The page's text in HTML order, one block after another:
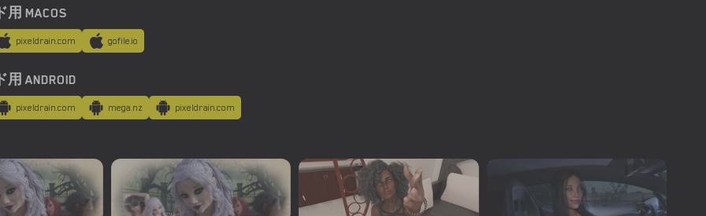
MACOS
pixeldrain.com gofile.io
ANDROID
pixeldrain.com mega.nz pixeldrain.com